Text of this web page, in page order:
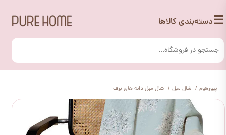
☰دسته‌بندی کالاها
پیورهوم شال مبل شال مبل دانه های برف